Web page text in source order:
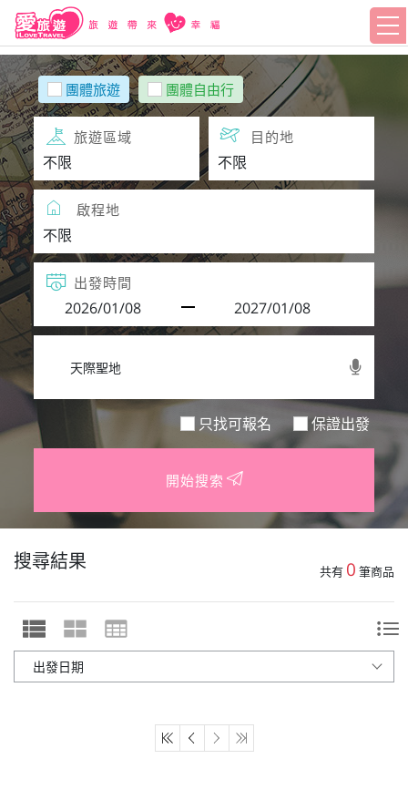
團體旅遊 團體自由行
旅遊區域 目的地
啟程地
出發時間
只找可報名 保證出發
開始搜索
搜尋結果 共有 0 筆商品